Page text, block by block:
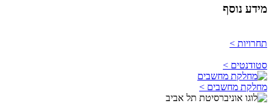
מידע נוסף
תחרויות >
סטודנטים >
מחלקת מחשבים >